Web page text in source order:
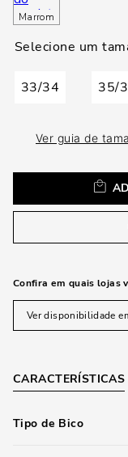
Marrom
33/34 35/
Ver guia de
Confira em quais lojas
Ver disponibilidade
CARACTERÍSTICAS
Tipo de Bico